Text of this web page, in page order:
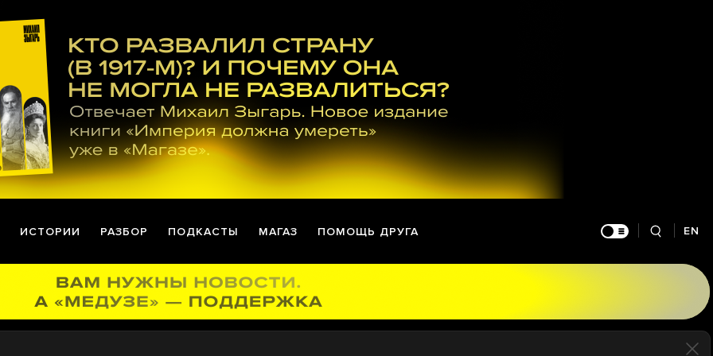
ИСТОРИИ РАЗБОР ПОДКАСТЫ МАГАЗ ПОМОЩЬ ДРУГА EN